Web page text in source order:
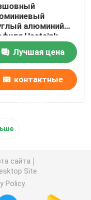
алюминий
Heatsink
трубы
Knurled
45mm 70mm
Лучшая цена
контактные
сайта
Site
Policy